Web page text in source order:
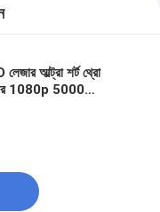
আল্ট্রা শর্ট থ্রো
1080p 5000